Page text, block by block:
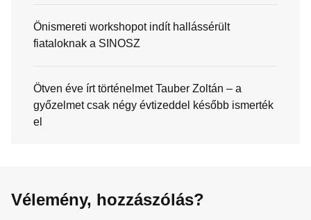
Önismereti workshopot indít hallássérült
fiataloknak a SINOSZ
Ötven éve írt történelmet Tauber Zoltán – a
győzelmet csak négy évtizeddel később ismerték
el
Vélemény, hozzászólás?